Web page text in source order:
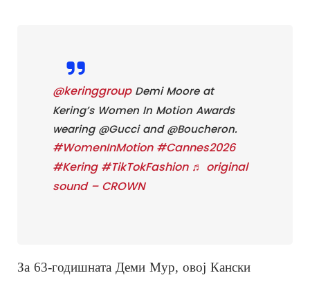
@keringgroupDemi Moore at
Kering’s Women In Motion Awards
wearing @Gucci and @Boucheron.
#WomenInMotion #Cannes2026
#Kering #TikTokFashion ♬ original
sound – CROWN
За 63-годишната Деми Мур, овој Кански